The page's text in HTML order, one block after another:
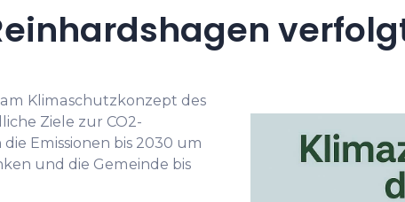
Klimaschutzkonzept des
Ziele zur CO2-
Emissionen bis 2030 um
und die Gemeinde bis